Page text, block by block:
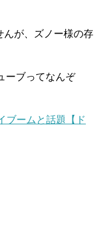
んが、ズノー様の存
ーブってなんぞ
ブームと話題【ド